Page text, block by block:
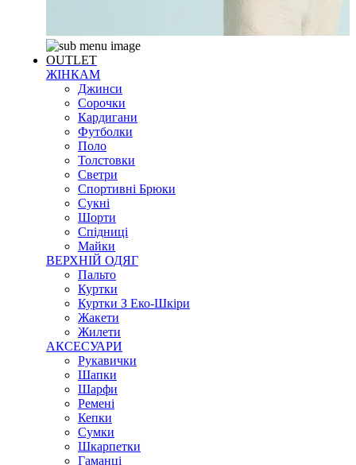
OUTLET
ЖІНКАМ
Джинси
Сорочки
Кардигани
Футболки
Поло
Толстовки
Светри
Спортивні Брюки
Сукні
Шорти
Спідниці
Майки
ВЕРХНІЙ ОДЯГ
Пальто
Куртки
Куртки З Еко-Шкіри
Жакети
Жилети
АКСЕСУАРИ
Рукавички
Шапки
Шарфи
Ремені
Кепки
Сумки
Шкарпетки
Гаманці